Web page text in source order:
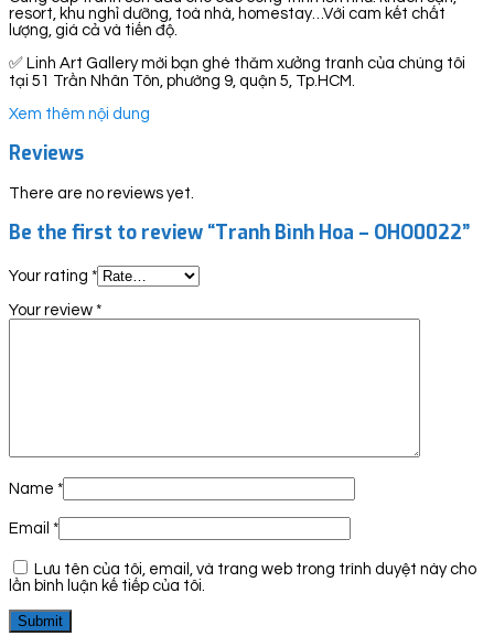
resort, khu nghỉ dưỡng, toà nhà, homestay…Với cam kết chất
lượng, giá cả và tiến độ.
✅ Linh Art Gallery mời bạn ghé thăm xưởng tranh của chúng tôi
tại 51 Trần Nhân Tôn, phường 9, quận 5, Tp.HCM.
Xem thêm nội dung
Reviews
There are no reviews yet.
Be the first to review “Tranh Bình Hoa – OHO0022”
Your rating *
Your review *
Name *
Email *
Lưu tên của tôi, email, và trang web trong trình duyệt này cho
lần bình luận kế tiếp của tôi.